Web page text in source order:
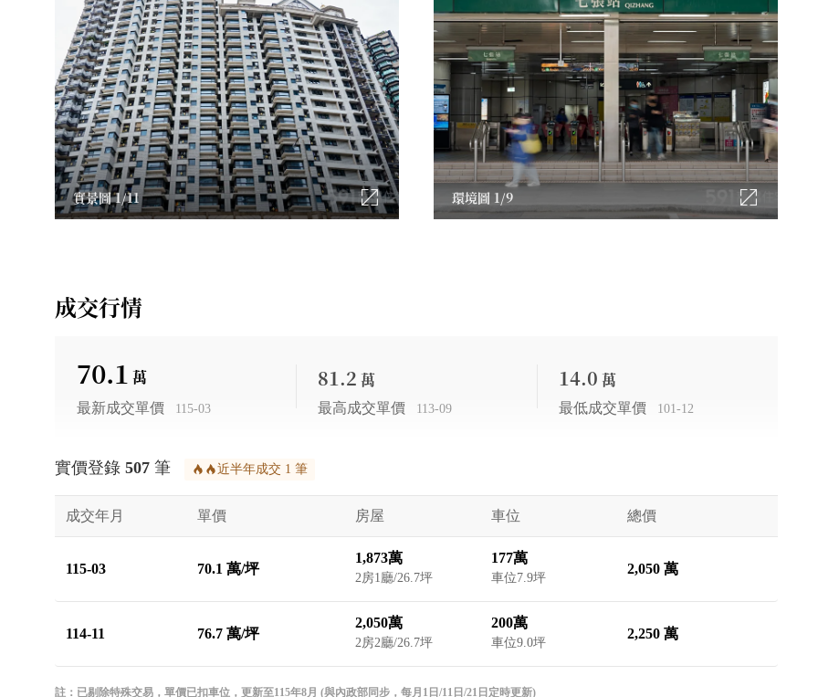
實景圖 1/11 實景圖 1/11
環境圖 1/9
成交行情
70.1 萬
最新成交單價 115-03
81.2 萬
最高成交單價 113-09
14.0 萬
最低成交單價 101-12
實價登錄 507 筆 近半年成交 1 筆
成交年月 單價 房屋 車位 總價
115-03 70.1 萬/坪
1,873萬
2房1廳/26.7坪
177萬
車位7.9坪
2,050 萬
114-11 76.7 萬/坪
2,050萬
2房2廳/26.7坪
200萬
車位9.0坪
2,250 萬
註：已剔除特殊交易，單價已扣車位，更新至115年8月 (與內政部同步，每月1日/11日/21日定時更新)